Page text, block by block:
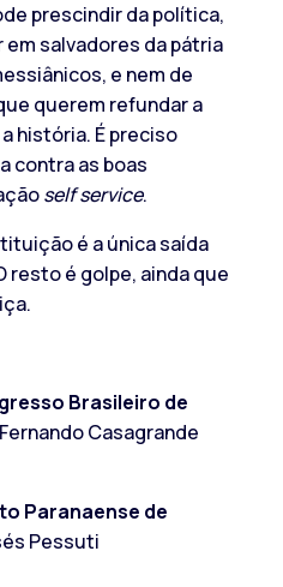
prescindir da política,
salvadores da pátria
e nem de
querem refundar a
história. É preciso
contra as boas
self service.
é a única saída
resto é golpe, ainda que
Brasileiro de
Casagrande
Paranaense de
Pessuti